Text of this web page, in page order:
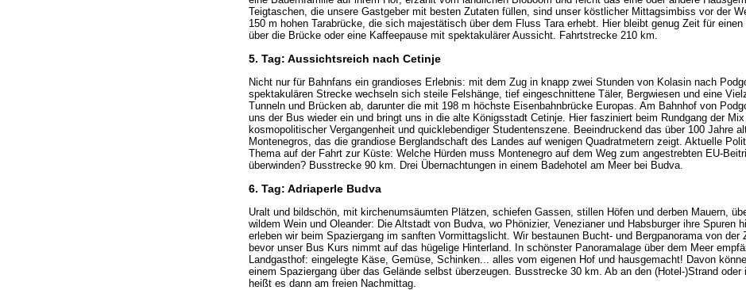
Teigtaschen, die unsere Gastgeber mit besten Zutaten füllen, sind unser köstlicher Mittagsimbiss vor der
150 m hohen Tarabrücke, die sich majestätisch über dem Fluss Tara erhebt. Hier bleibt genug Zeit für einen
über die Brücke oder eine Kaffeepause mit spektakulärer Aussicht. Fahrtstrecke 210 km.
5. Tag: Aussichtsreich nach Cetinje
Nicht nur für Bahnfans ein grandioses Erlebnis: mit dem Zug in knapp zwei Stunden von Kolasin nach
spektakulären Strecke wechseln sich steile Felshänge, tief eingeschnittene Täler, Bergwiesen und eine
Tunneln und Brücken ab, darunter die mit 198 m höchste Eisenbahnbrücke Europas. Am Bahnhof von
uns der Bus wieder ein und bringt uns in die alte Königsstadt Cetinje. Hier fasziniert beim Rundgang der Mix
kosmopolitischer Vergangenheit und quicklebendiger Studentenszene. Beeindruckend das über 100 Jahre
Montenegros, das die grandiose Berglandschaft des Landes auf wenigen Quadratmetern zeigt. Aktuelle
Thema auf der Fahrt zur Küste: Welche Hürden muss Montenegro auf dem Weg zum angestrebten EU-
überwinden? Busstrecke 90 km. Drei Übernachtungen in einem Badehotel am Meer bei Budva.
6. Tag: Adriaperle Budva
Uralt und bildschön, mit kirchenumsäumten Plätzen, schiefen Gassen, stillen Höfen und derben Mauern,
wildem Wein und Oleander: Die Altstadt von Budva, wo Phönizier, Venezianer und Habsburger ihre Spuren
erleben wir beim Spaziergang im sanften Vormittagslicht. Wir bestaunen Bucht- und Bergpanorama von der
bevor unser Bus Kurs nimmt auf das hügelige Hinterland. In schönster Panoramalage über dem Meer
Landgasthof: eingelegte Käse, Gemüse, Schinken... alles vom eigenen Hof und hausgemacht! Davon
einem Spaziergang über das Gelände selbst überzeugen. Busstrecke 30 km. Ab an den (Hotel-)Strand oder
heißt es dann am freien Nachmittag.